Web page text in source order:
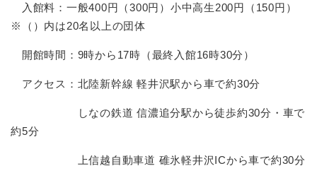
入館料：一般400円（300円）小中高生200円（150円）
※（）内は20名以上の団体
開館時間：9時から17時（最終入館16時30分）
アクセス：北陸新幹線 軽井沢駅から車で約30分
しなの鉄道 信濃追分駅から徒歩約30分・車で
約5分
上信越自動車道 碓氷軽井沢ICから車で約30分